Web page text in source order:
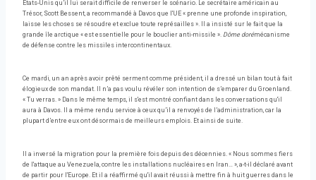
États-Unis qu’il lui serait difficile de renverser le scénario. Le secrétaire américain au
Trésor, Scott Bessent, a recommandé à Davos que l'UE « prenne une profonde inspiration,
laisse les choses se résoudre et exclue toute représailles ». Il a insisté sur le fait que la
grande île arctique « est essentielle pour le bouclier anti-missile ». Dôme dorémécanisme
de défense contre les missiles intercontinentaux.
Ce mardi, un an après avoir prêté serment comme président, il a dressé un bilan tout à fait
élogieux de son mandat. Il n’a pas voulu révéler son intention de s’emparer du Groenland.
« Tu verras. » Dans le même temps, il s'est montré confiant dans les conversations qu'il
aura à Davos. Il a même rendu service à ceux qu’il a renvoyés de l’administration, car la
plupart d’entre eux ont désormais de meilleurs emplois. Et ainsi de suite.
Il a inversé la migration pour la première fois depuis des décennies. « Nous sommes fiers
de l'attaque au Venezuela, contre les installations nucléaires en Iran… », a-t-il déclaré avant
de partir pour l'Europe. Et il a réaffirmé qu'il avait réussi à mettre fin à huit guerres dans le